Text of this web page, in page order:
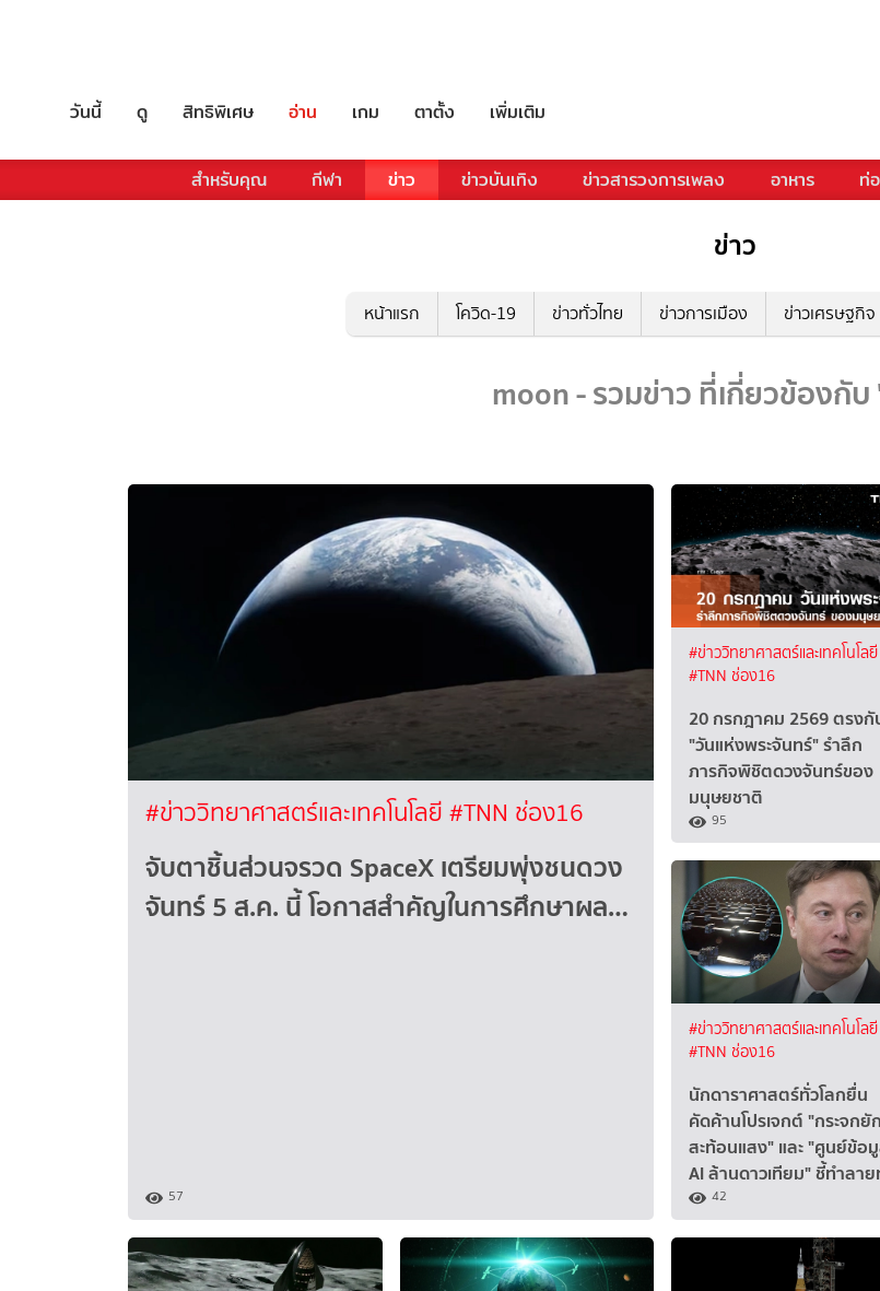
วันนี้ ดู สิทธิพิเศษ อ่าน เกม ตาตั้ง เพิ่มเติม
สำหรับคุณ กีฬา ข่าว ข่าวบันเทิง ข่าวสารวงการเพลง อาหาร ท่
ข่าว
หน้าแรก โควิด-19 ข่าวทั่วไทย ข่าวการเมือง ข่าวเศรษฐกิจ
moon - รวมข่าว ที่เกี่ยวข้องกั
#ข่าววิทยาศาสตร์และเทคโนโลยี #TNN ช่อง16
จับตาชิ้นส่วนจรวด SpaceX เตรียมพุ่งชนดวง
จันทร์ 5 ส.ค. นี้ โอกาสสำคัญในการศึกษาผล…
57
#ข่าววิทยาศาสตร์และเทคโนโลยี
#TNN ช่อง16
20 กรกฎาคม 2569 ตรงกั
"วันแห่งพระจันทร์" รำลึก
ภารกิจพิชิตดวงจันทร์ของ
มนุษยชาติ
95
#ข่าววิทยาศาสตร์และเทคโนโลยี
#TNN ช่อง16
นักดาราศาสตร์ทั่วโลกยื่น
คัดค้านโปรเจกต์ "กระจกยั
สะท้อนแสง" และ "ศูนย์ข้อ
AI ล้านดาวเทียม" ชี้ทำลา
42